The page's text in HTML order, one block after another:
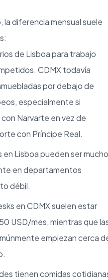
la diferencia mensual suele
de Lisboa para trabajo
CDMX todavía
por debajo de
especialmente si
Narvarte en vez de
con Príncipe Real.
en Lisboa pueden ser mucho
en departamentos
débil.
en CDMX suelen estar
USD/mes, mientras que
empiezan cerca
tienen comidas